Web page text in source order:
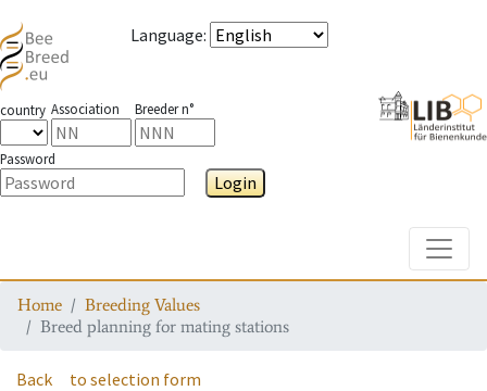
Language:
country Association Breeder n°
Password
Login
Home
Breeding Values
Breed planning for mating stations
Back to selection form